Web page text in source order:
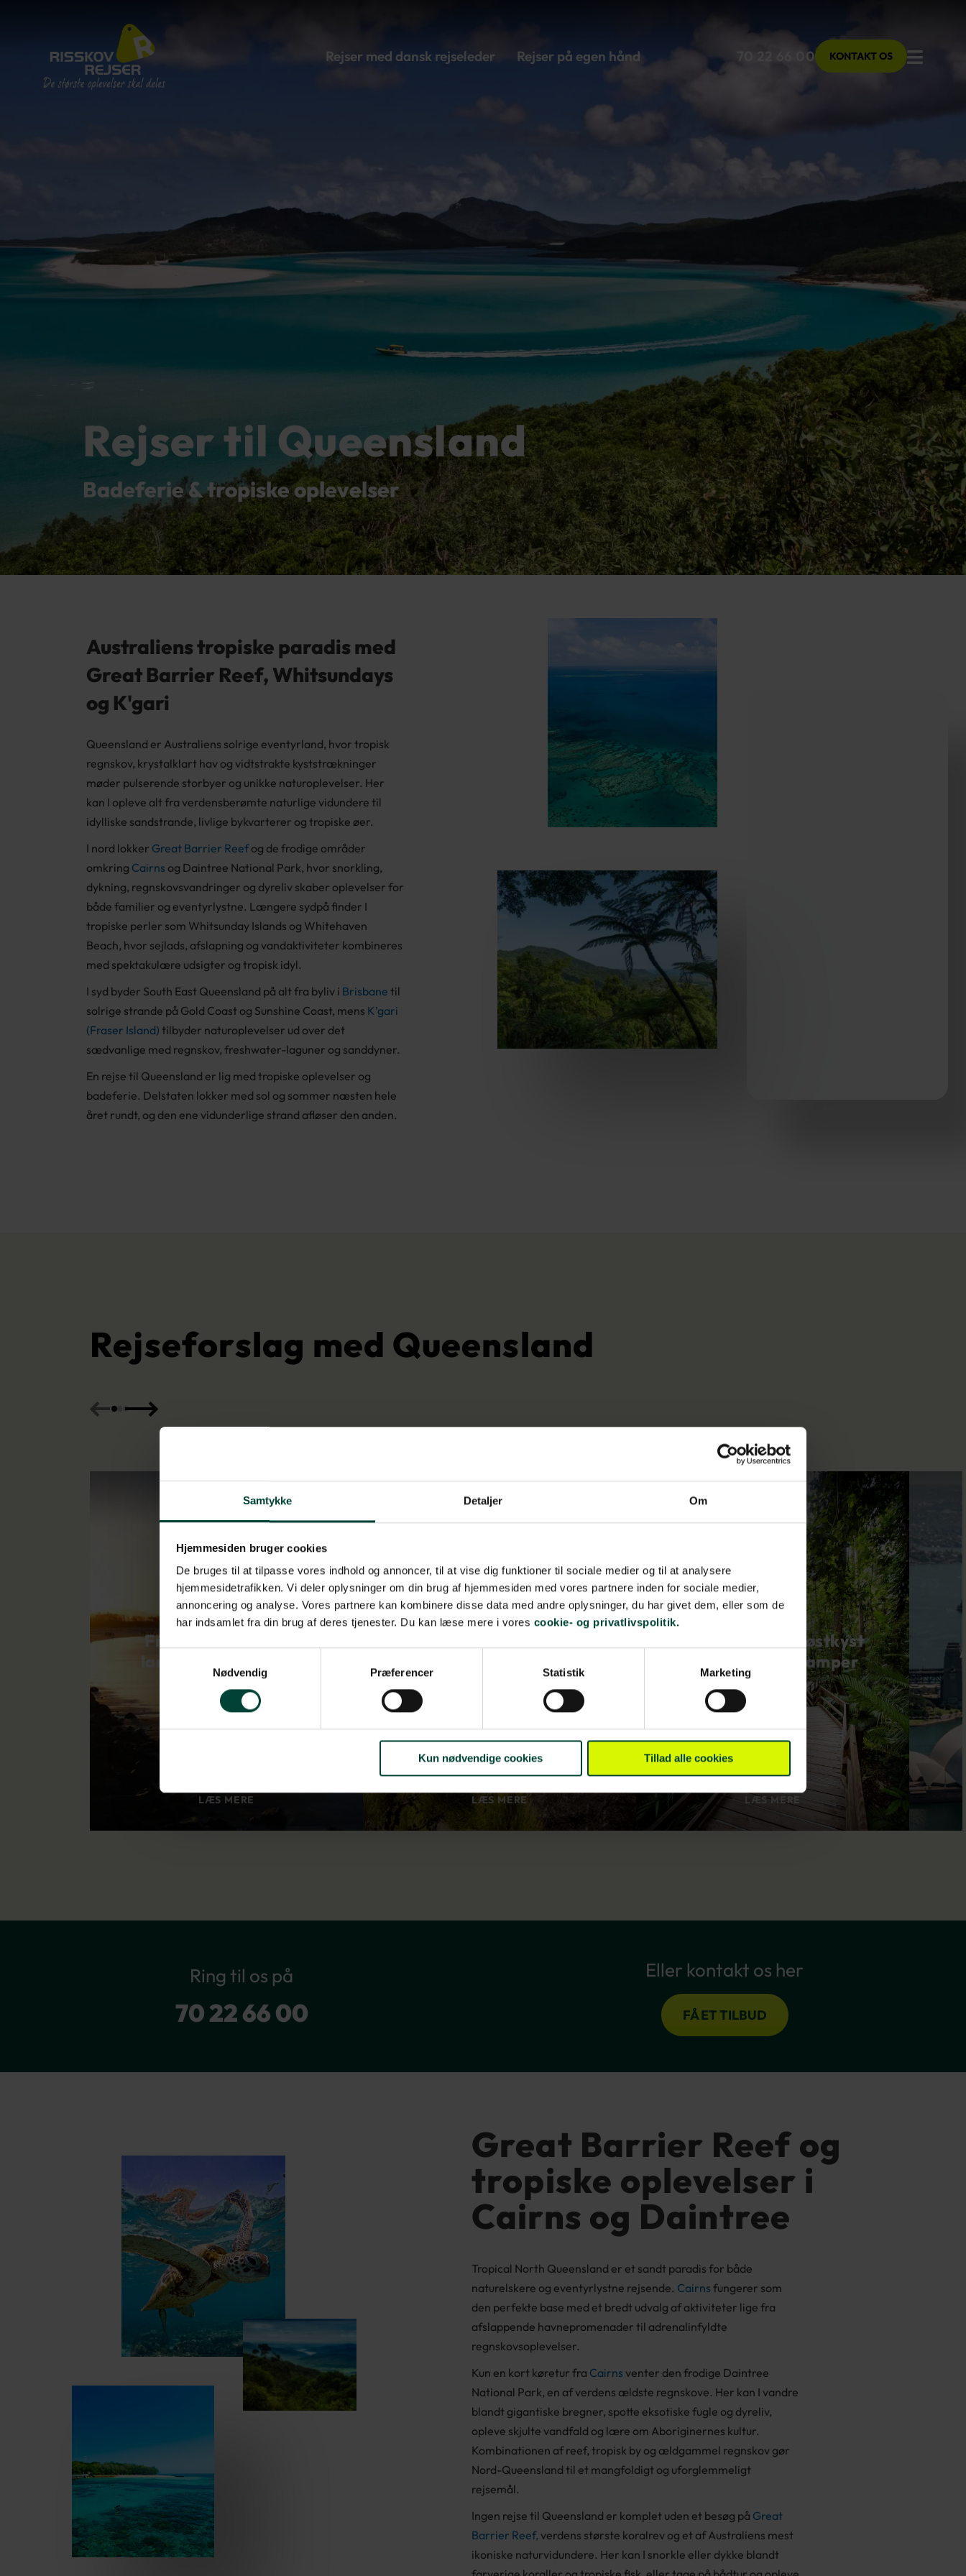
Samtykke Detaljer Om
Hjemmesiden bruger cookies
De bruges til at tilpasse vores indhold og annoncer, til at vise dig funktioner til sociale medier og til at analysere
hjemmesidetrafikken. Vi deler oplysninger om din brug af hjemmesiden med vores partnere inden for sociale medier,
annoncering og analyse. Vores partnere kan kombinere disse data med andre oplysninger, du har givet dem, eller som de
har indsamlet fra din brug af deres tjenester. Du kan læse mere i vores cookie- og privatlivspolitik.
Nødvendig
Præferencer Statistik Marketing
Kun nødvendige cookies Tillad alle cookies
Rejser med dansk rejseleder Rejser på egen hånd 70 22 66 00 KONTAKT OS Menu
Rejser til Queensland
Badeferie & tropiske oplevelser
Australiens tropiske paradis med
Great Barrier Reef, Whitsundays
og K'gari
Queensland er Australiens solrige eventyrland, hvor tropisk
regnskov, krystalklart hav og vidtstrakte kyststrækninger
møder pulserende storbyer og unikke naturoplevelser. Her
kan I opleve alt fra verdensberømte naturlige vidundere til
idylliske sandstrande, livlige bykvarterer og tropiske øer.
I nord lokker Great Barrier Reefog de frodige områder
omkring Cairns og Daintree National Park, hvor snorkling,
dykning, regnskovsvandringer og dyreliv skaber oplevelser for
både familier og eventyrlystne. Længere sydpå finder I
tropiske perler som Whitsunday Islands og Whitehaven
Beach, hvor sejlads, afslapning og vandaktiviteter kombineres
med spektakulære udsigter og tropisk idyl.
I syd byder South East Queensland på alt fra byliv i Brisbane til
solrige strande på Gold Coast og Sunshine Coast, mens K’gari
(Fraser Island) tilbyder naturoplevelser ud over det
sædvanlige med regnskov, freshwater-laguner og sanddyner.
En rejse til Queensland er lig med tropiske oplevelser og
badeferie. Delstaten lokker med sol og sommer næsten hele
året rundt, og den ene vidunderlige strand afløser den anden.
Rejseforslag med Queensland
Fra Sydney til Cairns
langs den solrige kyst
LÆS MERE
Sydney, Ayers Rock,
sandøer og Great
Barrier Reef
LÆS MERE
Den australske østkyst
- 3 uger i autocamper
LÆS MERE
Ring til os på
70 22 66 00
Eller kontakt os her
FÅ ET TILBUD
Great Barrier Reef og
tropiske oplevelser i
Cairns og Daintree
Tropical North Queensland er et sandt paradis for både
naturelskere og eventyrlystne rejsende. Cairns fungerer som
den perfekte base med et bredt udvalg af aktiviteter lige fra
afslappende havnepromenader til adrenalinfyldte
regnskovsoplevelser.
Kun en kort køretur fra Cairns venter den frodige Daintree
National Park, en af verdens ældste regnskove. Her kan I vandre
blandt gigantiske bregner, spotte eksotiske fugle og dyreliv,
opleve skjulte vandfald og lære om Aboriginernes kultur.
Kombinationen af reef, tropisk by og ældgammel regnskov gør
Nord-Queensland til et mangfoldigt og uforglemmeligt
rejsemål.
Ingen rejse til Queensland er komplet uden et besøg på Great
Barrier Reef, verdens største koralrev og et af Australiens mest
ikoniske naturvidundere. Her kan I snorkle eller dykke blandt